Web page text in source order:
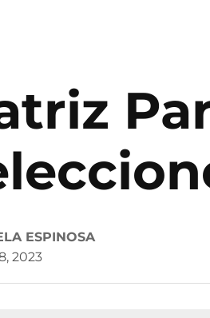
ESPINOSA
2023